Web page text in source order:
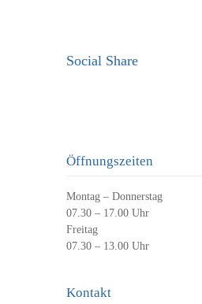
Social Share
Öffnungszeiten
Montag – Donnerstag
07.30 – 17.00 Uhr
Freitag
07.30 – 13.00 Uhr
Kontakt